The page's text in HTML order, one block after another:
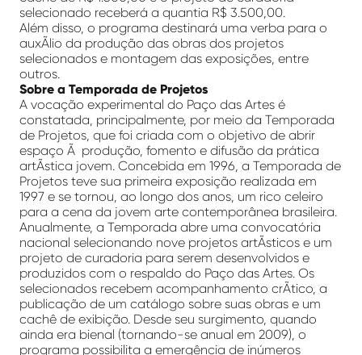
selecionado receberá a quantia R$ 3.500,00.
Além disso, o programa destinará uma verba para o
auxÃ­lio da produção das obras dos projetos
selecionados e montagem das exposições, entre
outros.
Sobre a Temporada de Projetos
A vocação experimental do Paço das Artes é
constatada, principalmente, por meio da Temporada
de Projetos, que foi criada com o objetivo de abrir
espaço Ã produção, fomento e difusão da prática
artÃ­stica jovem. Concebida em 1996, a Temporada de
Projetos teve sua primeira exposição realizada em
1997 e se tornou, ao longo dos anos, um rico celeiro
para a cena da jovem arte contemporânea brasileira.
Anualmente, a Temporada abre uma convocatória
nacional selecionando nove projetos artÃ­sticos e um
projeto de curadoria para serem desenvolvidos e
produzidos com o respaldo do Paço das Artes. Os
selecionados recebem acompanhamento crÃ­tico, a
publicação de um catálogo sobre suas obras e um
cachê de exibição. Desde seu surgimento, quando
ainda era bienal (tornando-se anual em 2009), o
programa possibilita a emergência de inúmeros